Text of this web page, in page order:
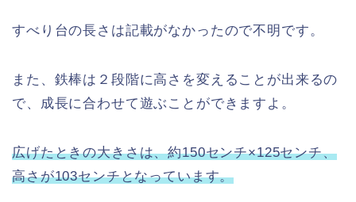
すべり台の長さは記載がなかったので不明です。
また、鉄棒は２段階に高さを変えることが出来るの
で、成長に合わせて遊ぶことができますよ。
広げたときの大きさは、約150センチ×125センチ、
高さが103センチとなっています。